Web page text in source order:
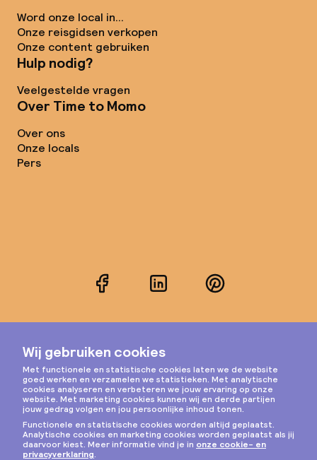
Word onze local in...
Onze reisgidsen verkopen
Onze content gebruiken
Hulp nodig?
Veelgestelde vragen
Over Time to Momo
Over ons
Onze locals
Pers
FacebookLinkedInPinterest
Instagram